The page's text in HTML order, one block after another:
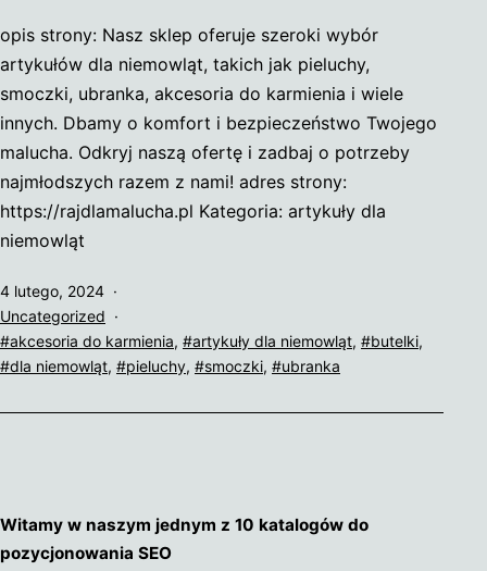
opis strony: Nasz sklep oferuje szeroki wybór
artykułów dla niemowląt, takich jak pieluchy,
smoczki, ubranka, akcesoria do karmienia i wiele
innych. Dbamy o komfort i bezpieczeństwo Twojego
malucha. Odkryj naszą ofertę i zadbaj o potrzeby
najmłodszych razem z nami! adres strony:
https://rajdlamalucha.pl Kategoria: artykuły dla
niemowląt
Opublikowano
4 lutego, 2024
Umieszczono
w
kategoriach:
Uncategorized
Tagi
akcesoria do karmienia, artykuły dla niemowląt, butelki,
dla niemowląt, pieluchy, smoczki, ubranka
Witamy w naszym jednym z 10 katalogów do
pozycjonowania SEO